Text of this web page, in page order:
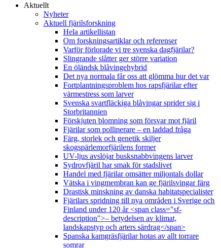
Aktuellt
Nyheter
Aktuell fjärilsforskning
Hela artikellistan
Om forskningsartiklar och referenser
Varför förlorade vi tre svenska dagfjärilar?
Slingrande slåtter ger större variation
En öländsk blåvingehybrid
Det nya normala får oss att glömma hur det var
Fortplantningsproblem hos rapsfjärilar efter
värmestress som larver
Svenska svartfläckiga blåvingar sprider sig i
Storbritannien
Förskjuten blomning som försvar mot fjäril
Fjärilar som pollinerare – en laddad fråga
Färg, storlek och genetik skiljer
skogspärlemorfjärilens former
UV-ljus avslöjar busksnabbvingens larver
Sydrovfjäril har smak för stadslivet
Handel med fjärilar omsätter miljontals dollar
Vätska i vingmembran kan ge fjärilsvingar färg
Drastisk minskning av danska habitatspecialister
Fjärilars spridning till nya områden i Sverige och
Finland under 120 år <span class="sf-
description">– betydelsen av klimat,
landskapstyp och arters särdrag</span>
Spanska kamgräsfjärilar hotas av allt torrare
somrar